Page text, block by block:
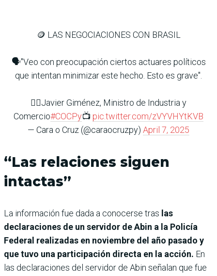
🪙 LAS NEGOCIACIONES CON BRASIL
🗣️"Veo con preocupación ciertos actuares políticos
que intentan minimizar este hecho. Esto es grave".
👉🏽Javier Giménez, Ministro de Industria y
Comercio#COCPy📺 pic.twitter.com/zVYVHYtKVB
— Cara o Cruz (@caraocruzpy) April 7, 2025
“Las relaciones siguen
intactas”
La información fue dada a conocerse tras las
declaraciones de un servidor de Abin a la Policía
Federal realizadas en noviembre del año pasado y
que tuvo una participación directa en la acción. En
las declaraciones del servidor de Abin señalan que fue